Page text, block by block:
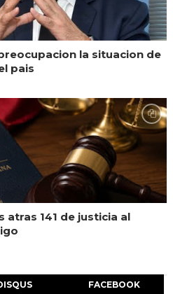
la situacion de
pais
atras 141 de justicia al
FACEBOOK